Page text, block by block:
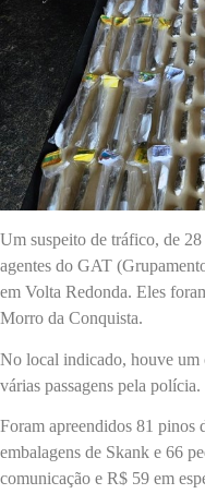
Um suspeito de tráfico, de
agentes do GAT
em Volta Redonda. Eles
Morro da Conquista.
No local indicado, houve um
várias passagens pela polícia.
Foram apreendidos 81 pinos
embalagens de Skank e 66
comunicação e R$ 59 em